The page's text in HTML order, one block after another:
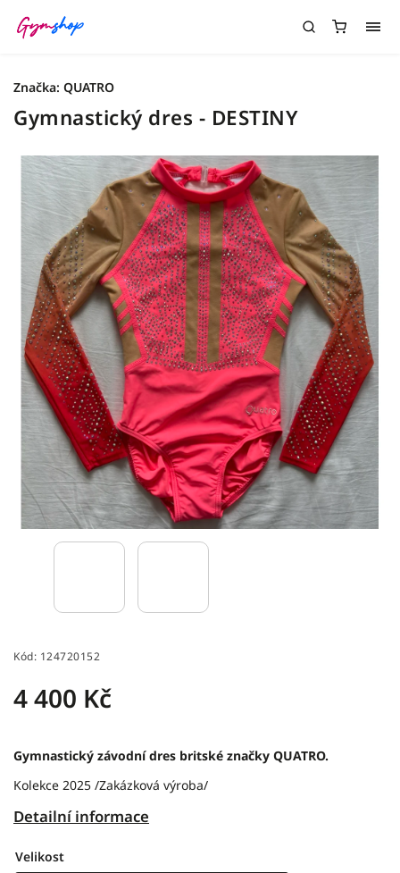
Gymnastický dres - DESTINY
Kód: 124720152
4 400 Kč
Gymnastický závodní dres britské značky QUATRO.
Kolekce 2025 /Zakázková výroba/
Detailní informace
Značka: QUATRO
Velikost